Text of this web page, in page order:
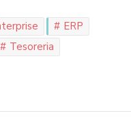
ERP
Tesoreria